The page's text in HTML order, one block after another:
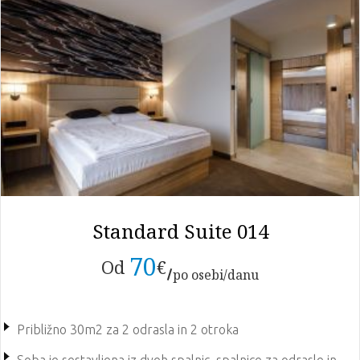
Standard Suite 014
Od 70€ po osebi/danu
Približno 30m2 za 2 odrasla in 2 otroka